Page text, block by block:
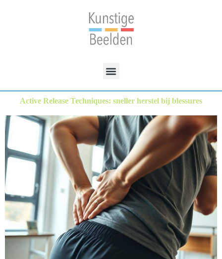
Active Release Techniques: sneller herstel bij blessures